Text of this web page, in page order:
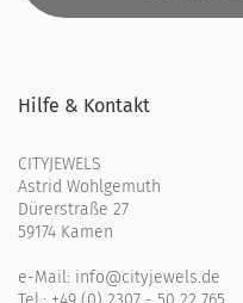
Hilfe & Kontakt
CITYJEWELS
Astrid Wohlgemuth
Dürerstraße 27
59174 Kamen
e-Mail: info@cityjewels.de